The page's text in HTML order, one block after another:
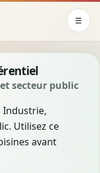
☰
secteur public
Industrie,
Utilisez ce
avant